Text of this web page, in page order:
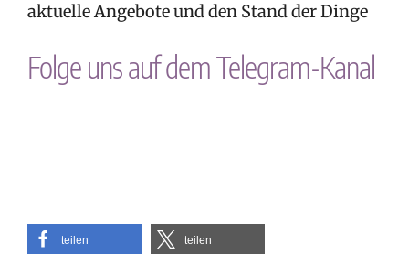
aktuelle Angebote und den Stand der Dinge
Folge uns auf dem Telegram-Kanal
teilen teilen